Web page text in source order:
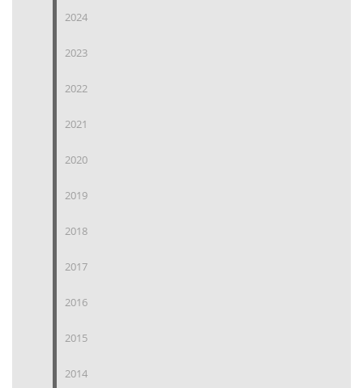
2024
2023
2022
2021
2020
2019
2018
2017
2016
2015
2014